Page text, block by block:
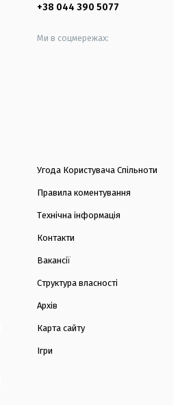
+38 044 390 5077
Ми в соцмережах:
Угода Користувача Спільноти
Правила коментування
Технічна інформація
Контакти
Вакансії
Структура власності
Архів
Карта сайту
Ігри